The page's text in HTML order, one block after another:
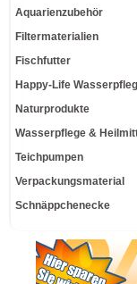
Aquarienzubehör
Filtermaterialien
Fischfutter
Happy-Life
Naturprodukte
Wasserpflege &
Teichpumpen
Verpackungsmaterial
Schnäppchenecke